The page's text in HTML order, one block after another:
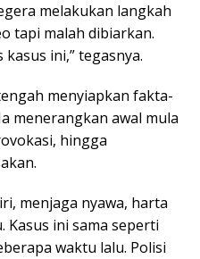
melakukan langkah
tapi malah dibiarkan.
ini,” tegasnya.
menyiapkan fakta-
menerangkan awal mula
hingga
menjaga nyawa, harta
Kasus ini sama seperti
waktu lalu. Polisi